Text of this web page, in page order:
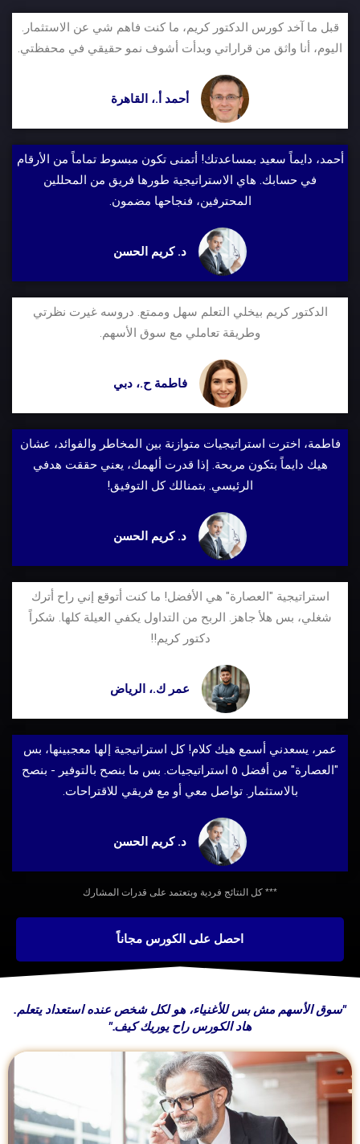
قبل ما آخد كورس الدكتور كريم، ما كنت فاهم شي عن الاستثمار.
اليوم، أنا واثق من قراراتي وبدأت أشوف نمو حقيقي في محفظتي.
أحمد أ.، القاهرة
أحمد، دايماً سعيد بمساعدتك! أتمنى تكون مبسوط تماماً من الأرقام
في حسابك. هاي الاستراتيجية طورها فريق من المحللين
المحترفين، فنجاحها مضمون.
د. كريم الحسن
الدكتور كريم بيخلي التعلم سهل وممتع. دروسه غيرت نظرتي
وطريقة تعاملي مع سوق الأسهم.
فاطمة ح.، دبي
فاطمة، اخترت استراتيجيات متوازنة بين المخاطر والفوائد، عشان
هيك دايماً بتكون مربحة. إذا قدرت ألهمك، يعني حققت هدفي
الرئيسي. بتمنالك كل التوفيق!
د. كريم الحسن
استراتيجية "العصارة" هي الأفضل! ما كنت أتوقع إني راح أترك
شغلي، بس هلأ جاهز. الربح من التداول يكفي العيلة كلها. شكراً
دكتور كريم!!
عمر ك.، الرياض
عمر، يسعدني أسمع هيك كلام! كل استراتيجية إلها معجبينها، بس
"العصارة" من أفضل ٥ استراتيجيات. بس ما بنصح بالتوفير - بنصح
بالاستثمار. تواصل معي أو مع فريقي للاقتراحات.
د. كريم الحسن
*** كل النتائج فردية وبتعتمد على قدرات المشارك
احصل على الكورس مجاناً
"سوق الأسهم مش بس للأغنياء، هو لكل شخص عنده استعداد يتعلم.
هاد الكورس راح يوريك كيف."